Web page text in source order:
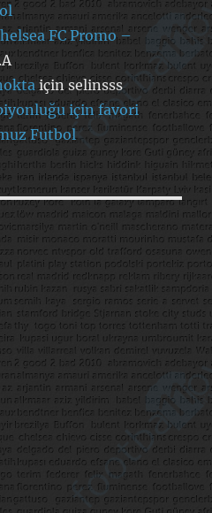
FC Promo –
içinselinsss
için favori
Futbol